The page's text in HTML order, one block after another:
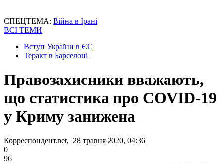
СПЕЦТЕМА: Війна в Ірані
ВСІ ТЕМИ
Вступ України в ЄС
Теракт в Барселоні
Правозахисники вважають,
що статистика про COVID-19
у Криму занижена
Корреспондент.net, 28 травня 2020, 04:36
0
96